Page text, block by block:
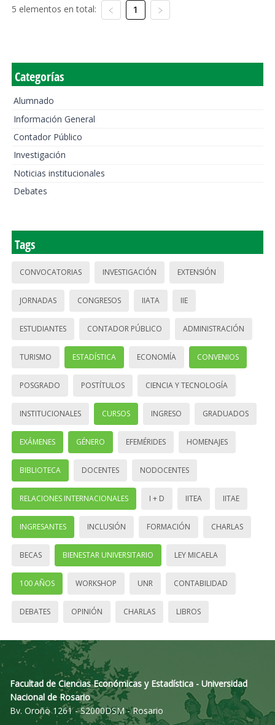
5 elementos en total: 1
Categorías
Alumnado
Información General
Contador Público
Investigación
Noticias institucionales
Debates
Tags
CONVOCATORIAS INVESTIGACIÓN EXTENSIÓN
JORNADAS CONGRESOS IIATA IIE
ESTUDIANTES CONTADOR PÚBLICO ADMINISTRACIÓN
TURISMO ESTADÍSTICA ECONOMÍA CONVENIOS
POSGRADO POSTÍTULOS CIENCIA Y TECNOLOGÍA
INSTITUCIONALES CURSOS INGRESO GRADUADOS
EXÁMENES GÉNERO EFEMÉRIDES HOMENAJES
BIBLIOTECA DOCENTES NODOCENTES
RELACIONES INTERNACIONALES I + D IITEA IITAE
INGRESANTES INCLUSIÓN FORMACIÓN CHARLAS
BECAS BIENESTAR UNIVERSITARIO LEY MICAELA
100 AÑOS WORKSHOP UNR CONTABILIDAD
DEBATES OPINIÓN CHARLAS LIBROS
Facultad de Ciencias Económicas y Estadística - Universidad
Nacional de Rosario
Bv. Oroño 1261 - S2000DSM - Rosario